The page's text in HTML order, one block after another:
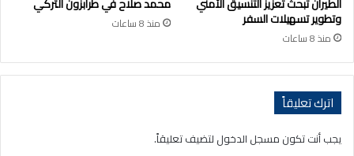
الطيران تبحث تعزيز التنسيق الأمني
وتطوير تسهيلات السفر
منذ 8 ساعات
محمد صلاح في طرابزون التركي
منذ 8 ساعات
اترك تعليقاً
يجب أنت تكون مسجل الدخول لتضيف تعليقاً.